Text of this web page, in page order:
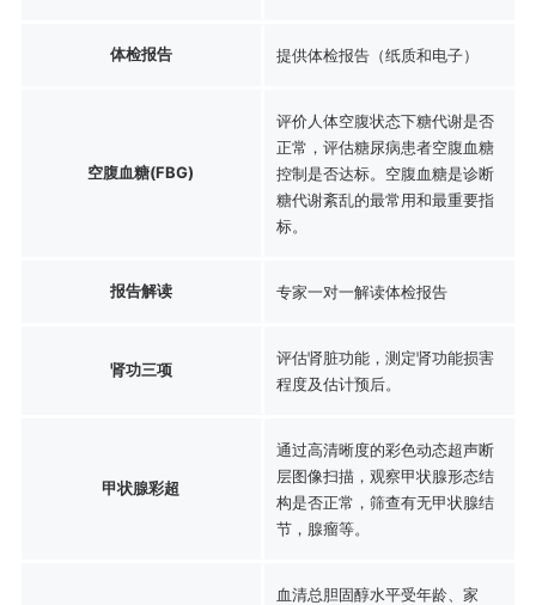
体检报告 提供体检报告（纸质和电子）
空腹血糖(FBG)
评价人体空腹状态下糖代谢是否
正常，评估糖尿病患者空腹血糖
控制是否达标。空腹血糖是诊断
糖代谢紊乱的最常用和最重要指
标。
报告解读 专家一对一解读体检报告
肾功三项
评估肾脏功能，测定肾功能损害
程度及估计预后。
甲状腺彩超
通过高清晰度的彩色动态超声断
层图像扫描，观察甲状腺形态结
构是否正常，筛查有无甲状腺结
节，腺瘤等。
血清总胆固醇水平受年龄、家